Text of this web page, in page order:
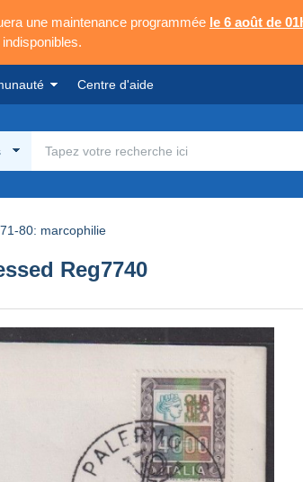
une maintenance programmée le 6 août de
Centre d'aide
80: marcophilie
Reg7740